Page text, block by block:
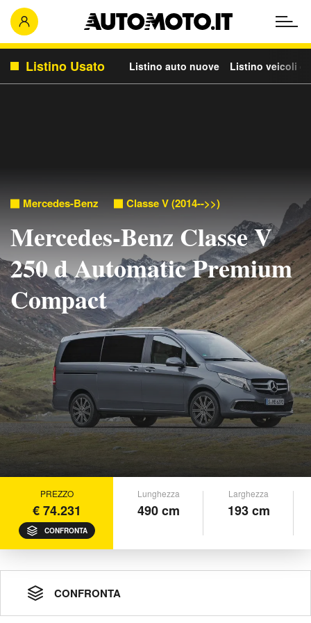
Listino Usato Listino auto nuove Listino veicoli
Mercedes-Benz Classe V (2014-->>)
Mercedes-Benz Classe V
250 d Automatic Premium
Compact
PREZZO
€ 74.231
CONFRONTA
Lunghezza
490 cm
Larghezza
193 cm
CONFRONTA